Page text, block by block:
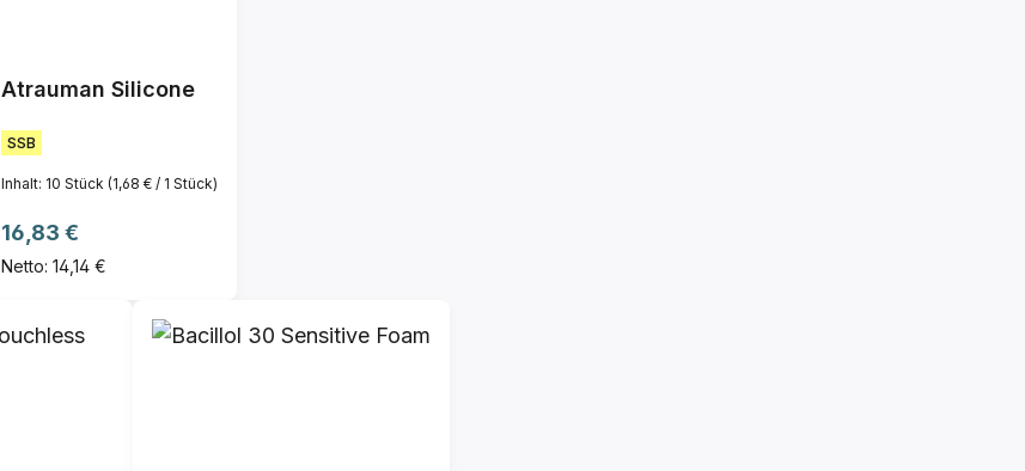
Atrauman Silicone
SSB
Inhalt: 10 Stück (1,68 € / 1 Stück)
Regulärer Preis:
16,83 €
Netto: 14,14 €